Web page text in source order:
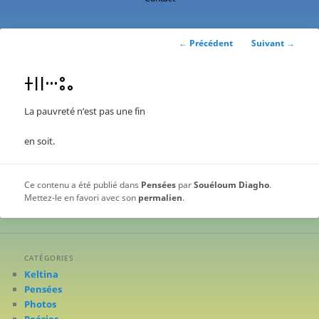
Navigation
← Précédent Suivant →
ⵜⵏⵏⵈⵓⴰ
La pauvreté n’est pas une fin
en soit.
Ce contenu a été publié dans Pensées parSouéloum Diagho.
Mettez-le en favori avec son permalien.
CATÉGORIES
Keltina
Pensées
Photos